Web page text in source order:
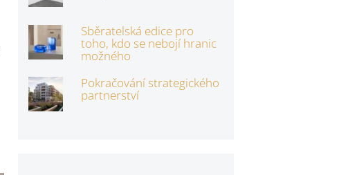
Sběratelská edice pro
toho, kdo se nebojí hranic
možného
Pokračování strategického
partnerství